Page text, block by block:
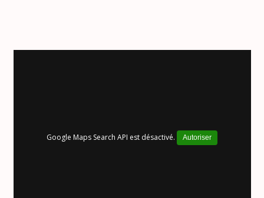
Google Maps Search API est désactivé. Autoriser